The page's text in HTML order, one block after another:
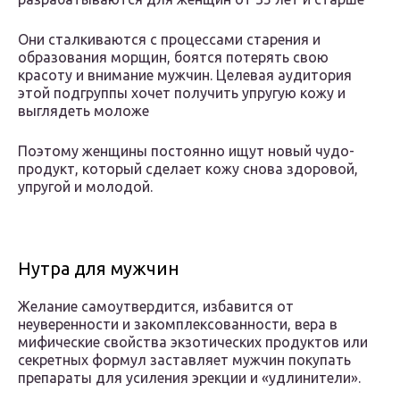
Они сталкиваются с процессами старения и
образования морщин, боятся потерять свою
красоту и внимание мужчин. Целевая аудитория
этой подгруппы хочет получить упругую кожу и
выглядеть моложе
Поэтому женщины постоянно ищут новый чудо-
продукт, который сделает кожу снова здоровой,
упругой и молодой.
Нутра для мужчин
Желание самоутвердится, избавится от
неуверенности и закомплексованности, вера в
мифические свойства экзотических продуктов или
секретных формул заставляет мужчин покупать
препараты для усиления эрекции и «удлинители».